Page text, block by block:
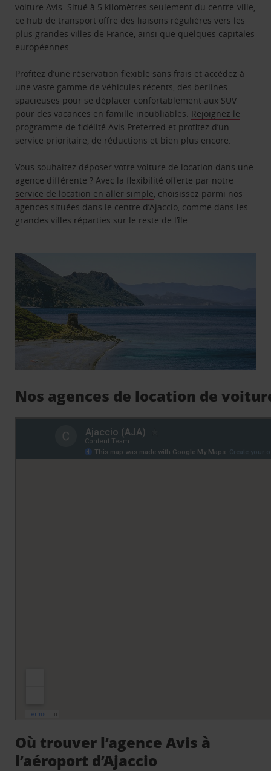
voiture Avis. Situé à 5 kilomètres seulement du centre-ville,
ce hub de transport offre des liaisons régulières vers les
plus grandes villes de France, ainsi que quelques capitales
européennes.
Profitez d’une réservation flexible sans frais et accédez à
une vaste gamme de véhicules récents , des berlines
spacieuses pour se déplacer confortablement aux SUV
pour des vacances en famille inoubliables. Rejoignez le
programme de fidélité Avis Preferred et profitez d’un
service prioritaire, de réductions et bien plus encore.
Vous souhaitez déposer votre voiture de location dans une
agence différente ? Avec la flexibilité offerte par notre
service de location en aller simple , choisissez parmi nos
agences situées dans le centre d’Ajaccio , comme dans les
grandes villes réparties sur le reste de l’île.
Nos agences de location de
Où trouver l’agence Avis à
l’aéroport d’Ajaccio